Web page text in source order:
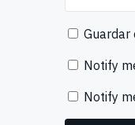
Guardar
Notify
Notify